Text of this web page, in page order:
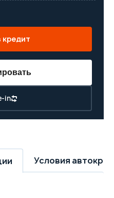
кредит
in
Условия